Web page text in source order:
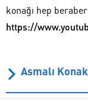
konağı hep
https://
Asmalı